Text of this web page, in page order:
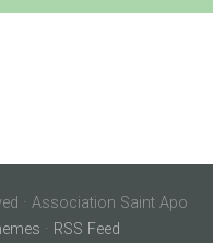
· Association Saint Apo
· RSS Feed